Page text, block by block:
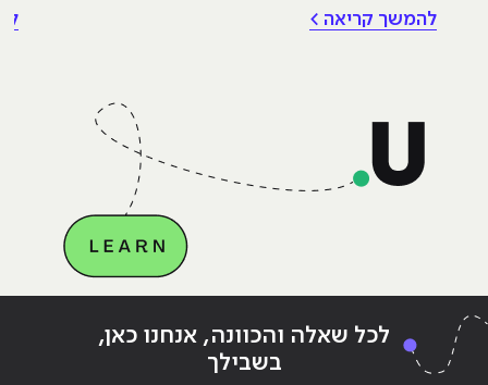
כבר נגע במוצר אמיתי, כבר צבר ביטחון.
Continue reading
סייבר עושים מזה כסף?"
להמשך קריאה >
לכל שאלה והכוונה, אנחנו כאן,
בשבילך